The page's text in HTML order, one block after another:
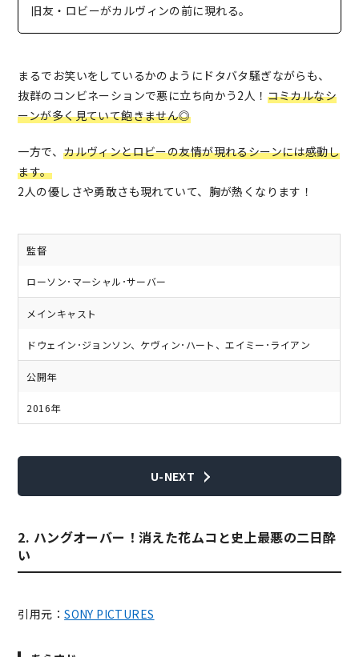
旧友・ロビーがカルヴィンの前に現れる。
まるでお笑いをしているかのようにドタバタ騒ぎながらも、
抜群のコンビネーションで悪に立ち向かう2人！ コミカルなシ
ーンが多く見ていて飽きません◎
一方で、カルヴィンとロビーの友情が現れるシーンには感動し
ます。
2人の優しさや勇敢さも現れていて、胸が熱くなります！
監督
ローソン･マーシャル･サーバー
メインキャスト
ドウェイン･ジョンソン、ケヴィン･ハート、エイミー･ライアン
公開年
2016年
U-NEXT
2. ハングオーバー！消えた花ムコと史上最悪の二日酔
い
引用元：SONY PICTURES